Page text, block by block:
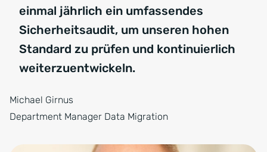
einmal jährlich ein umfassendes
Sicherheitsaudit, um unseren hohen
Standard zu prüfen und kontinuierlich
weiterzuentwickeln.
Michael Girnus
Department Manager Data Migration